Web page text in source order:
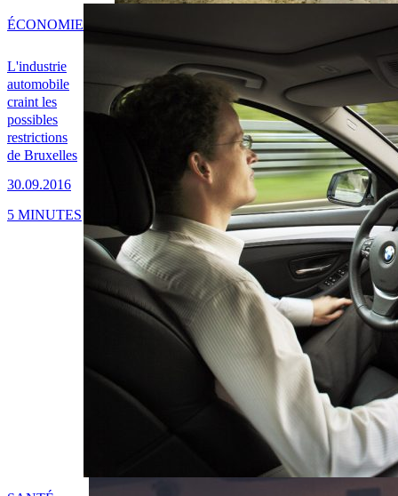
L'industrie
automobile
craint les
possibles
restrictions
de Bruxelles
30.09.2016
ÉCONOMIE
5 MINUTES